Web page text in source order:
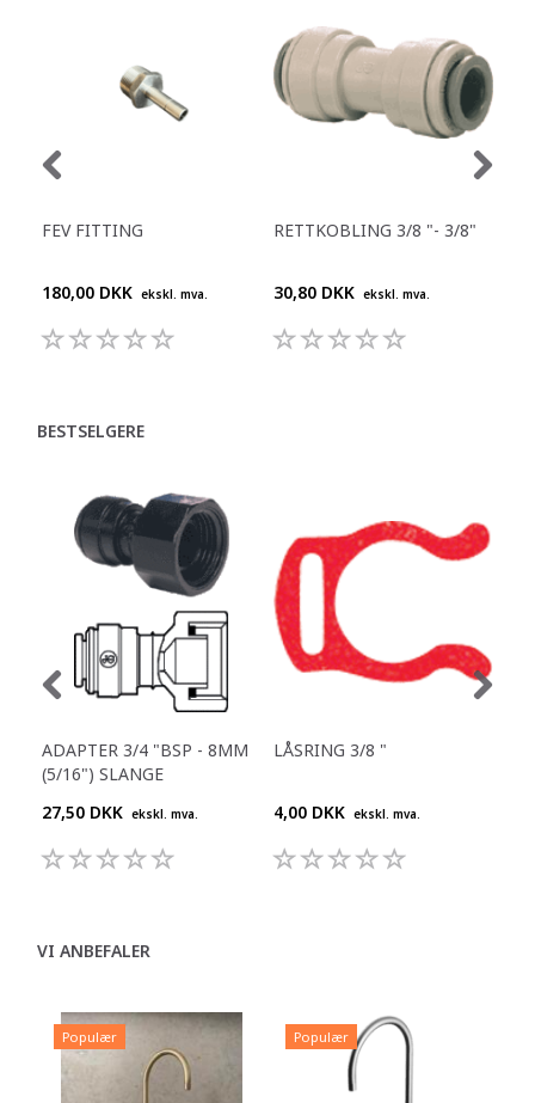
FEV FITTING
180,00 DKK ekskl. mva.
RETTKOBLING 3/8 "- 3/8"
30,80 DKK ekskl. mva.
BESTSELGERE
ADAPTER 3/4 "BSP - 8MM
(5/16") SLANGE
27,50 DKK ekskl. mva.
LÅSRING 3/8 "
4,00 DKK ekskl. mva.
VI ANBEFALER
Populær Populær